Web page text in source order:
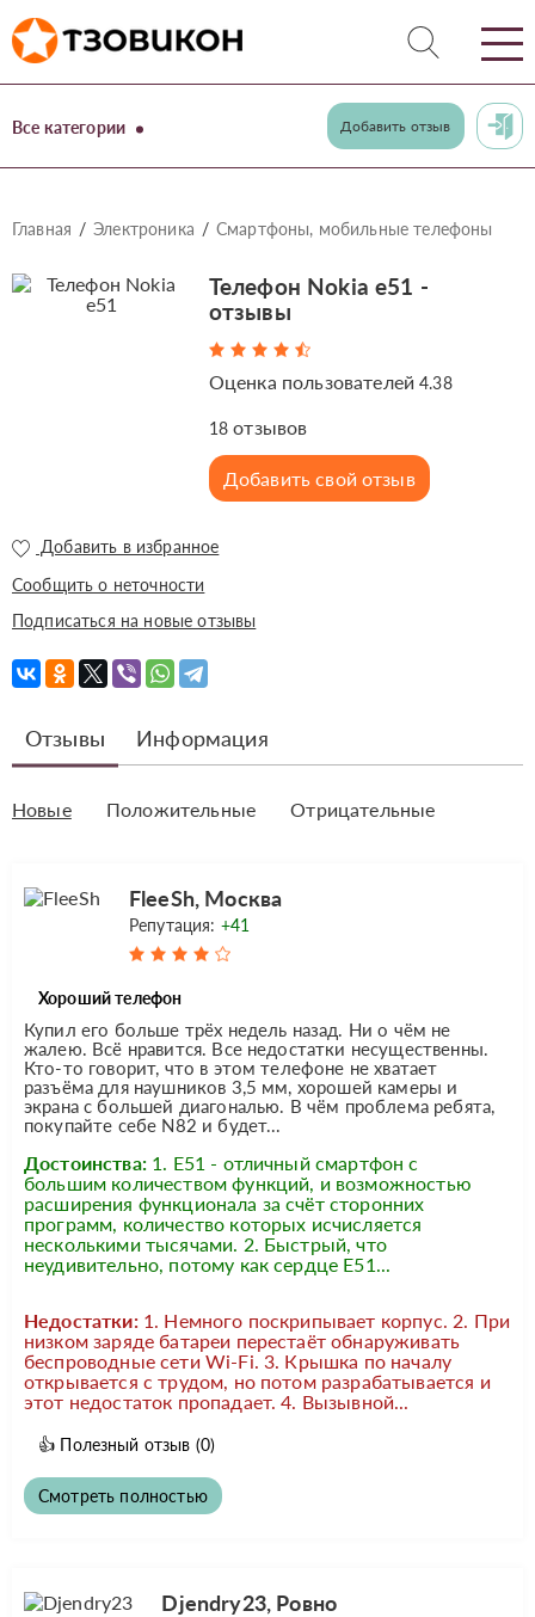
Все категории Добавить отзыв
Главная Электроника Смартфоны, мобильные телефоны
Телефон Nokia e51 -
отзывы
Оценка пользователей4.38
18 отзывов
Добавить свой отзыв
Добавить в избранное
Сообщить о неточности
Подписаться на новые отзывы
Отзывы Информация
Новые Положительные Отрицательные
FleeSh, Москва
Репутация: +41
Хороший телефон
Купил его больше трёх недель назад. Ни о чём не
жалею. Всё нравится. Все недостатки несущественны.
Кто-то говорит, что в этом телефоне не хватает
разъёма для наушников 3,5 мм, хорошей камеры и
экрана с большей диагональю. В чём проблема ребята,
покупайте себе N82 и будет...
Достоинства: 1. E51 - отличный смартфон с
большим количеством функций, и возможностью
расширения функционала за счёт сторонних
программ, количество которых исчисляется
несколькими тысячами. 2. Быстрый, что
неудивительно, потому как сердце E51...
Недостатки: 1. Немного поскрипывает корпус. 2. При
низком заряде батареи перестаёт обнаруживать
беспроводные сети Wi-Fi. 3. Крышка по началу
открывается с трудом, но потом разрабатывается и
этот недостаток пропадает. 4. Вызывной...
👍 Полезный отзыв (0)
Смотреть полностью
Djendry23, Ровно